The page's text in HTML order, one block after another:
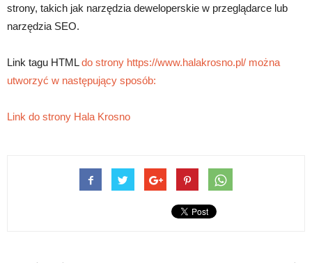
strony, takich jak narzędzia deweloperskie w przeglądarce lub
narzędzia SEO.
Link tagu HTMLdo strony https://www.halakrosno.pl/ można
utworzyć w następujący sposób:
Link do strony Hala Krosno